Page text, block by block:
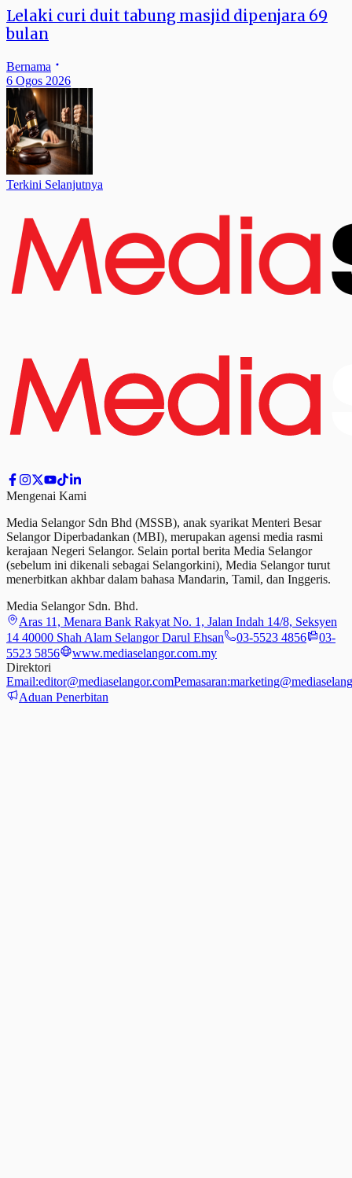
Lelaki curi duit tabung masjid dipenjara 69
bulan
Bernama
6 Ogos 2026
Terkini Selanjutnya
Mengenai Kami
Media Selangor Sdn Bhd (MSSB), anak syarikat Menteri Besar
Selangor Diperbadankan (MBI), merupakan agensi media rasmi
kerajaan Negeri Selangor. Selain portal berita Media Selangor
(sebelum ini dikenali sebagai Selangorkini), Media Selangor turut
menerbitkan akhbar dalam bahasa Mandarin, Tamil, dan Inggeris.
Media Selangor Sdn. Bhd.
Aras 11, Menara Bank Rakyat No. 1, Jalan Indah 14/8, Seksyen
14 40000 Shah Alam Selangor Darul Ehsan
03-5523 4856
03-
5523 5856
www.mediaselangor.com.my
Direktori
Email:editor@mediaselangor.comPemasaran:
Aduan Penerbitan